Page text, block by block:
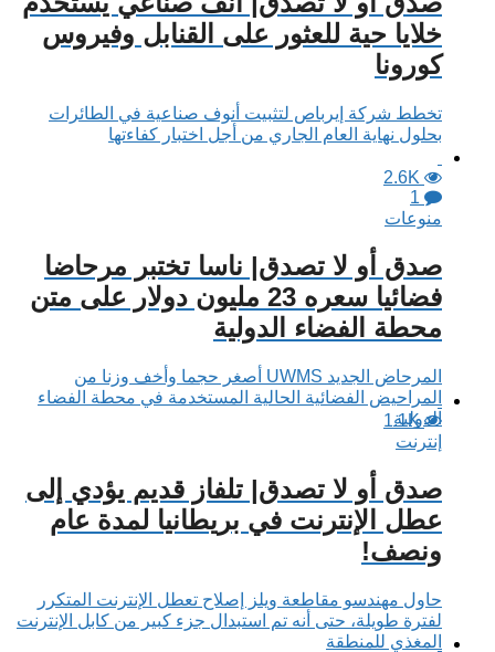
خلايا حية للعثور على القنابل وفيروس
كورونا
تخطط شركة إيرباص لتثبيت أنوف صناعية في الطائرات
بحلول نهاية العام الجاري من أجل اختبار كفاءتها
2.6K
1
منوعات
صدق أو لا تصدق| ناسا تختبر مرحاضا
فضائيا سعره 23 مليون دولار على متن
محطة الفضاء الدولية
المرحاض الجديد UWMS أصغر حجما وأخف وزنا من
المراحيض الفضائية الحالية المستخدمة في محطة الفضاء
الدولية
1.1K
إنترنت
صدق أو لا تصدق| تلفاز قديم يؤدي إلى
عطل الإنترنت في بريطانيا لمدة عام
ونصف!
حاول مهندسو مقاطعة ويلز إصلاح تعطل الإنترنت المتكرر
لفترة طويلة، حتى أنه تم استبدال جزء كبير من كابل الإنترنت
المغذي للمنطقة